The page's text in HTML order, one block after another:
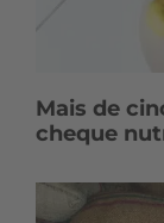
Mais de
cheque